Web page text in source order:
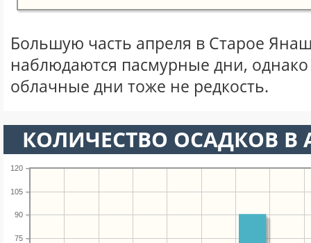
Большую часть апреля в Старое
наблюдаются пасмурные дни,
облачные дни тоже не редкость.
КОЛИЧЕСТВО ОСАДКОВ В
75
90
105
120